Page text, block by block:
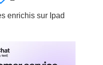
enrichis sur Ipad